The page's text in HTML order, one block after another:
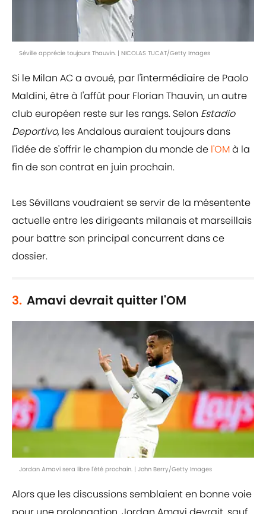
Séville apprécie toujours Thauvin. | NICOLAS TUCAT/Getty Images
Si le Milan AC a avoué, par l'intermédiaire de Paolo
Maldini, être à l'affût pour Florian Thauvin, un autre
club européen reste sur les rangs. Selon Estadio
Deportivo, les Andalous auraient toujours dans
l'idée de s'offrir le champion du monde de l'OMà la
fin de son contrat en juin prochain.
Les Sévillans voudraient se servir de la mésentente
actuelle entre les dirigeants milanais et marseillais
pour battre son principal concurrent dans ce
dossier.
3. Amavi devrait quitter l'OM
Jordan Amavi sera libre l'été prochain. | John Berry/Getty Images
Alors que les discussions semblaient en bonne voie